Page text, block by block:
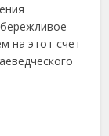
на этот счет